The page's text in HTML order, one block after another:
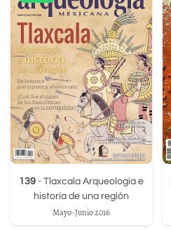
139- Tlaxcala Arqueología e
historia de una región
Mayo-Junio 2016